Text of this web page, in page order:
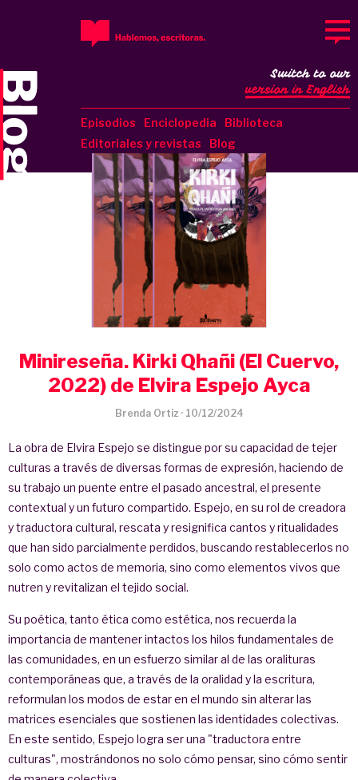
Episodios Enciclopedia
Biblioteca
Editoriales y revistas
Blog
Switch to our
version in English
Minireseña. Kirki Qhañi (El Cuervo,
2022) de Elvira Espejo Ayca
Brenda Ortiz· 10/12/2024
La obra de Elvira Espejo se distingue por su capacidad de tejer
culturas a través de diversas formas de expresión, haciendo de
su trabajo un puente entre el pasado ancestral, el presente
contextual y un futuro compartido. Espejo, en su rol de creadora
y traductora cultural, rescata y resignifica cantos y ritualidades
que han sido parcialmente perdidos, buscando restablecerlos no
solo como actos de memoria, sino como elementos vivos que
nutren y revitalizan el tejido social.
Su poética, tanto ética como estética, nos recuerda la
importancia de mantener intactos los hilos fundamentales de
las comunidades, en un esfuerzo similar al de las oralituras
contemporáneas que, a través de la oralidad y la escritura,
reformulan los modos de estar en el mundo sin alterar las
matrices esenciales que sostienen las identidades colectivas.
En este sentido, Espejo logra ser una "traductora entre
culturas", mostrándonos no solo cómo pensar, sino cómo sentir